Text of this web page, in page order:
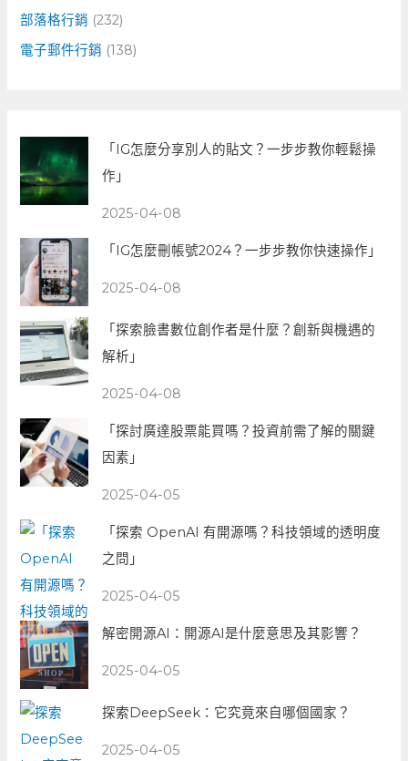
部落格行銷 (232)
電子郵件行銷 (138)
「IG怎麼分享別人的貼文？一步步教你輕鬆操
作」
2025-04-08
「IG怎麼刪帳號2024？一步步教你快速操作」
2025-04-08
「探索臉書數位創作者是什麼？創新與機遇的
解析」
2025-04-08
「探討廣達股票能買嗎？投資前需了解的關鍵
因素」
2025-04-05
「探索 OpenAI 有開源嗎？科技領域的透明度
之問」
2025-04-05
解密開源AI：開源AI是什麼意思及其影響？
2025-04-05
探索DeepSeek：它究竟來自哪個國家？
2025-04-05